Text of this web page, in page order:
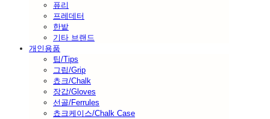
퓨리
프레데터
한밭
기타 브랜드
개인용품
팁/Tips
그립/Grip
쵸크/Chalk
장갑/Gloves
선골/Ferrules
쵸크케이스/Chalk Case